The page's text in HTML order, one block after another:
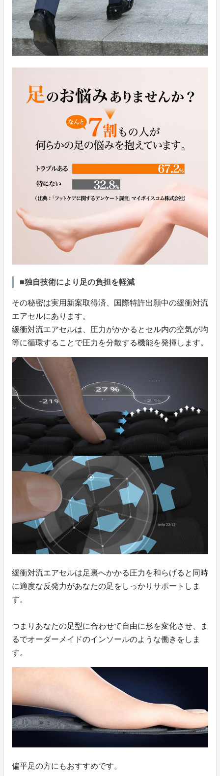
■独自技術により足の負担を軽減
その秘密は実用新案取得済、国際特許出願中の緩衝対流
エアセルにあります。
緩衝対流エアセルは、圧力がかかるとセル内の空気が均
等に循環することで圧力を分散する機能を発揮します。
緩衝対流エアセルは足裏へかかる圧力を和らげると同時
に適度な反発力があなたの足をしっかりサポートしま
す。
つまりあなたの足型に合わせて自由に形を変化させ、ま
るでオーダーメイドのインソールのような働きをしま
す。
偏平足の方にもおすすめです。